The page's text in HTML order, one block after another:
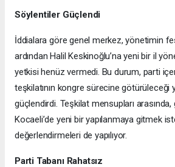
Söylentiler Güçlendi
İddialara göre genel merkez, yönetimin
ardından Halil Keskinoğlu’na yeni bir il
yetkisi henüz vermedi. Bu durum, parti
teşkilatının kongre sürecine götürüleceği
güçlendirdi. Teşkilat mensupları
Kocaeli’de yeni bir yapılanmaya gitmek
değerlendirmeleri de yapılıyor.
Parti Tabanı Rahatsız